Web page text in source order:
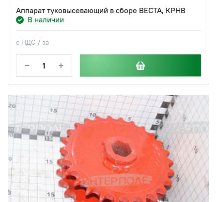
Аппарат туковысевающий в сборе ВЕСТА, КРНВ
В наличии
с НДС / за
− +